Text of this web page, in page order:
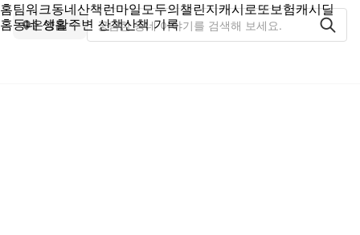
홈팀워크동네산책런마일모두의챌린지캐시로또보험캐시딜
홈동네 생활주변 산책산책 기록
온양읍